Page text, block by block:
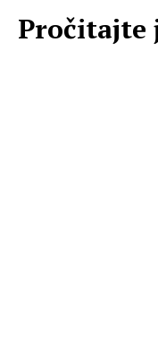
Pročitajte